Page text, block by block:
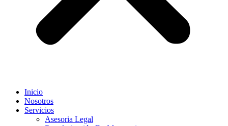
Inicio
Nosotros
Servicios
Asesoria Legal